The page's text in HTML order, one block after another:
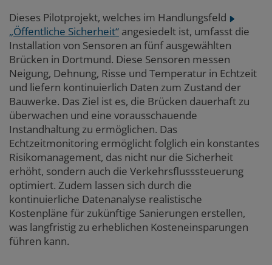
Dieses Pilotprojekt, welches im Handlungsfeld
„Öffentliche Sicherheit“ angesiedelt ist, umfasst die
Installation von Sensoren an fünf ausgewählten
Brücken in Dortmund. Diese Sensoren messen
Neigung, Dehnung, Risse und Temperatur in Echtzeit
und liefern kontinuierlich Daten zum Zustand der
Bauwerke. Das Ziel ist es, die Brücken dauerhaft zu
überwachen und eine vorausschauende
Instandhaltung zu ermöglichen. Das
Echtzeitmonitoring ermöglicht folglich ein konstantes
Risikomanagement, das nicht nur die Sicherheit
erhöht, sondern auch die Verkehrsflusssteuerung
optimiert. Zudem lassen sich durch die
kontinuierliche Datenanalyse realistische
Kostenpläne für zukünftige Sanierungen erstellen,
was langfristig zu erheblichen Kosteneinsparungen
führen kann.